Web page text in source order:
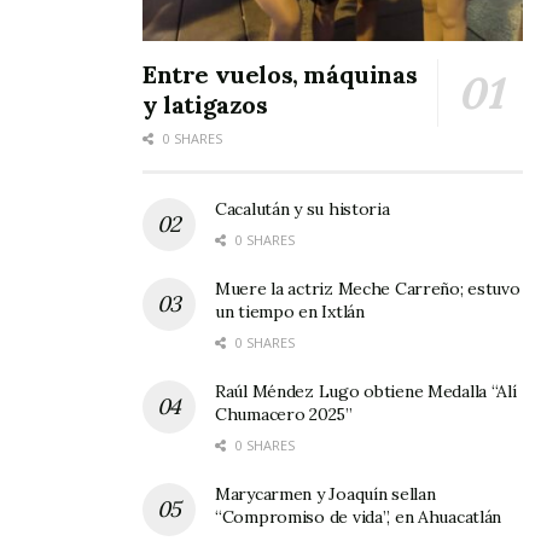
mencionó una de las mujeres que llamó a esta
redacción. Al preguntarles los motivos que
quien se graduó del Instituto Patrístico de
Entre vuelos, máquinas
y latigazos
0 SHARES
Cacalután y su historia
0 SHARES
Muere la actriz Meche Carreño; estuvo
un tiempo en Ixtlán
0 SHARES
Raúl Méndez Lugo obtiene Medalla “Alí
Chumacero 2025”
0 SHARES
Marycarmen y Joaquín sellan
“Compromiso de vida”, en Ahuacatlán